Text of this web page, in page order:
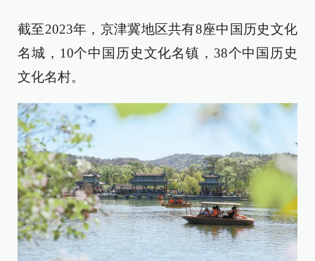
截至2023年，京津冀地区共有8座中国历史文化
名城，10个中国历史文化名镇，38个中国历史
文化名村。